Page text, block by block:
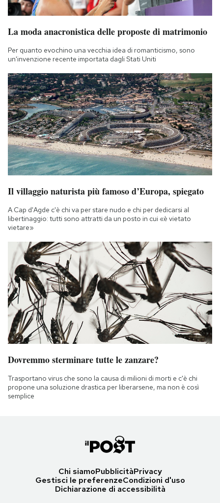
La moda anacronistica delle proposte di matrimonio
Per quanto evochino una vecchia idea di romanticismo, sono
un'invenzione recente importata dagli Stati Uniti
Il villaggio naturista più famoso d’Europa, spiegato
A Cap d'Agde c'è chi va per stare nudo e chi per dedicarsi al
libertinaggio: tutti sono attratti da un posto in cui «è vietato
vietare»
Dovremmo sterminare tutte le zanzare?
Trasportano virus che sono la causa di milioni di morti e c'è chi
propone una soluzione drastica per liberarsene, ma non è così
semplice
Chi siamoPubblicitàPrivacy
Gestisci le preferenzeCondizioni d'uso
Dichiarazione di accessibilità